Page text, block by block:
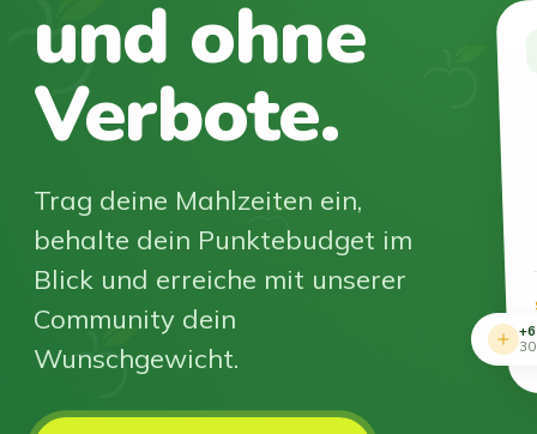
und ohne
Verbote.
Trag deine Mahlzeiten ein,
behalte dein Punktebudget im
Blick und erreiche mit unserer
Community dein
Wunschgewicht.